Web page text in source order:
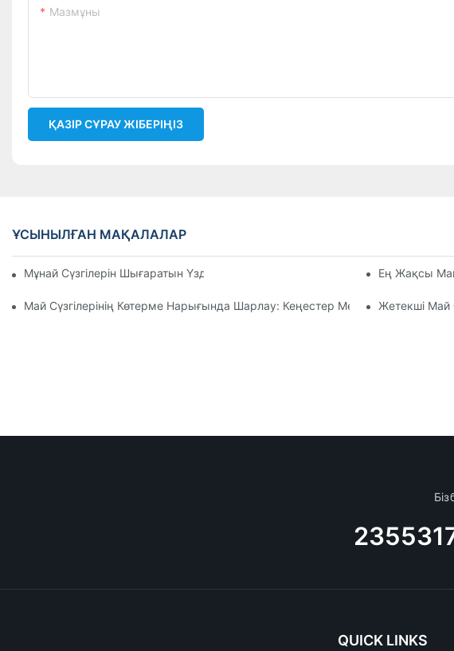
Мазмұны
ҚАЗІР СҰРАУ ЖІБЕРІҢІЗ
ҰСЫНЫЛҒАН МАҚАЛАЛАР
Мұнай Сүзгілерін Шығаратын Үздік Компаниялар: Жан-Жақты ШолуЕң Жақсы Май
Май Сүзгілерінің Көтерме Нарығында Шарлау: Кеңестер Мен АмалдарЖетекші Май
QUICK LINKS